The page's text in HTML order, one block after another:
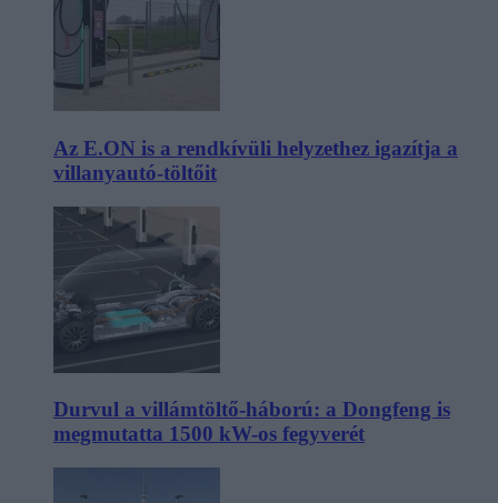
Az E.ON is a rendkívüli helyzethez igazítja a
villanyautó-töltőit
Durvul a villámtöltő-háború: a Dongfeng is
megmutatta 1500 kW-os fegyverét